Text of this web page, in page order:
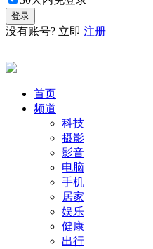
没有账号? 立即 注册
首页
频道
科技
摄影
影音
电脑
手机
居家
娱乐
健康
出行